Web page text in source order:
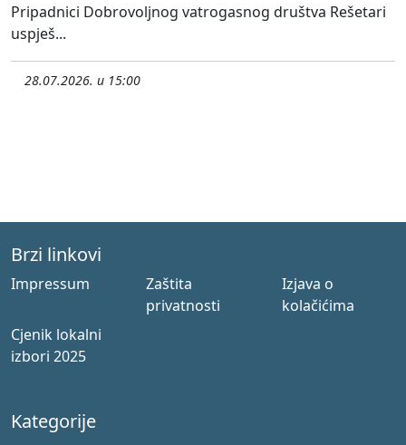
Pripadnici Dobrovoljnog vatrogasnog društva Rešetari
uspješ...
28.07.2026. u 15:00
Brzi linkovi
Impressum
Zaštita
privatnosti
Izjava o
kolačićima
Cjenik lokalni
izbori 2025
Kategorije